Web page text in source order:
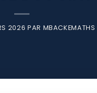
2026 PAR MBACKEMATHS